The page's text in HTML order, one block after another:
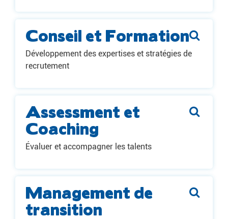
Conseil et Formation
Développement des expertises et stratégies de
recrutement
Assessment et
Coaching
Évaluer et accompagner les talents
Management de
transition